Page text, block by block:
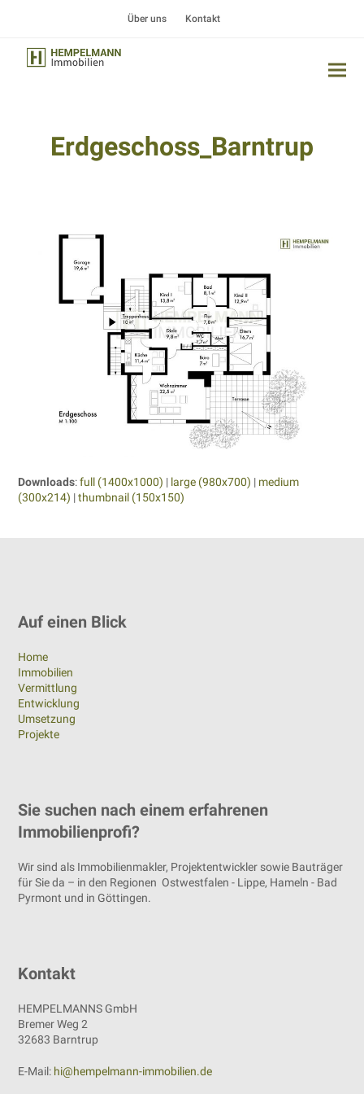
Über uns Kontakt
Erdgeschoss_Barntrup
Downloads:full (1400x1000) | large (980x700) | medium
(300x214) |thumbnail (150x150)
Auf einen Blick
Home
Immobilien
Vermittlung
Entwicklung
Umsetzung
Projekte
Sie suchen nach einem erfahrenen
Immobilienprofi?
Wir sind als Immobilienmakler, Projektentwickler sowie Bauträger
für Sie da – in den Regionen Ostwestfalen - Lippe, Hameln - Bad
Pyrmont und in Göttingen.
Kontakt
HEMPELMANNS GmbH
Bremer Weg 2
32683 Barntrup
E-Mail: hi@hempelmann-immobilien.de